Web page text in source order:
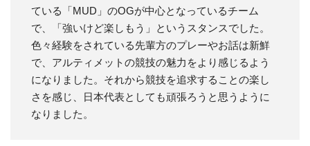
ている「MUD」のOGが中心となっているチーム
で、「強いけど楽しもう」というスタンスでした。
色々経験をされている先輩方のプレーやお話は新鮮
で、アルティメットの競技の魅力をより感じるよう
になりました。それから競技を追求することの楽し
さを感じ、日本代表としても頑張ろうと思うように
なりました。